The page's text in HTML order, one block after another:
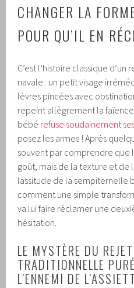
CHANGER LA
POUR QU’IL EN
C’est l’histoire classique
navale : un petit visage
lèvres pincées avec
repeint allègrement la
bébé refuse soudainement
posez les armes ! Après
souvent par comprendre que
goût, mais de la texture et de
lassitude de la sempiternelle
comment une simple
va lui faire réclamer une
hésitation.
LE MYSTÈRE DU
TRADITIONNELLE
L’ENNEMI DE